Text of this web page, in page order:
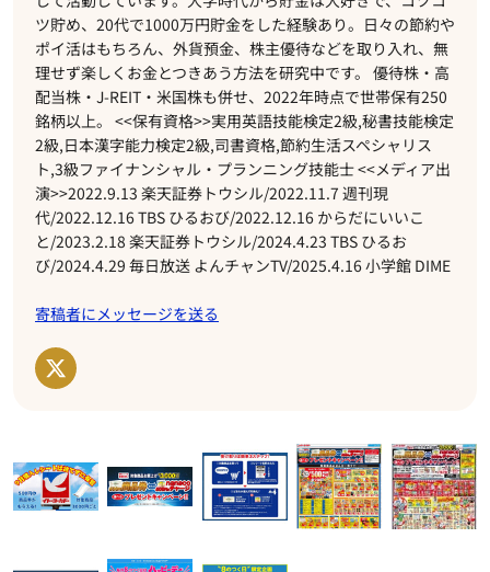
ツ貯め、20代で1000万円貯金をした経験あり。日々の節約や
ポイ活はもちろん、外貨預金、株主優待などを取り入れ、無
理せず楽しくお金とつきあう方法を研究中です。 優待株・高
配当株・J-REIT・米国株も併せ、2022年時点で世帯保有250
銘柄以上。 <<保有資格>>実用英語技能検定2級,秘書技能検定
2級,日本漢字能力検定2級,司書資格,節約生活スペシャリス
ト,3級ファイナンシャル・プランニング技能士 <<メディア出
演>>2022.9.13 楽天証券トウシル/2022.11.7 週刊現
代/2022.12.16 TBS ひるおび/2022.12.16 からだにいいこ
と/2023.2.18 楽天証券トウシル/2024.4.23 TBS ひるお
び/2024.4.29 毎日放送 よんチャンTV/2025.4.16 小学館 DIME
寄稿者にメッセージを送る